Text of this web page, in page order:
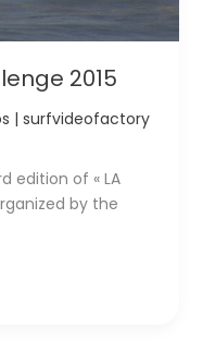
2015
| surfvideofactory
edition of « LA
by the